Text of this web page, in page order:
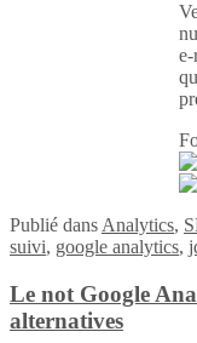
Publié dans Analytics,
suivi, google analytics,
Le not Google
alternatives